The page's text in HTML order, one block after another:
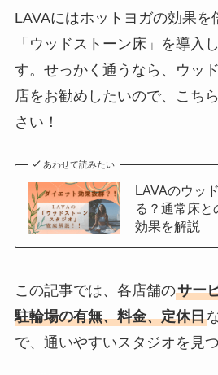
LAVAにはホットヨガの効果を
「ウッドストーン床」を導入
す。せっかく通うなら、ウッ
店をお勧めしたいので、こち
さい！
あわせて読みたい
LAVAのウッ
る？通常床と
効果を解説
この記事では、各店舗のサー
駐輪場の有無、料金、定休日
で、通いやすいスタジオを見